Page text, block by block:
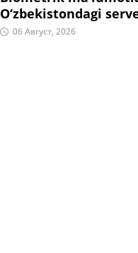
O‘zbekistondagi
06 Август, 2026